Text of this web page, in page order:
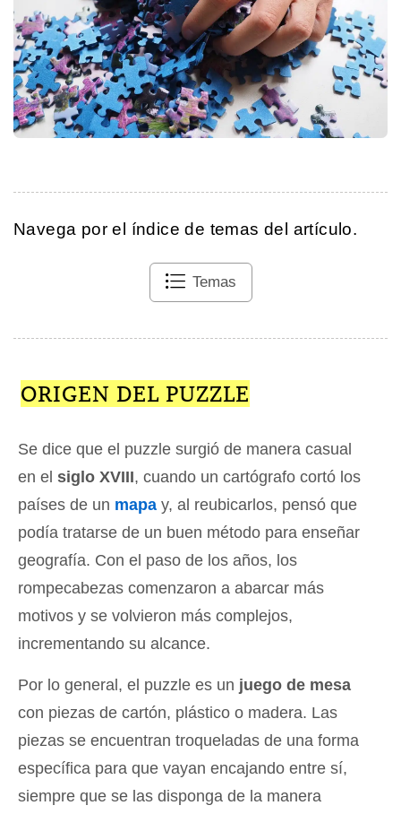
Navega por el índice de temas del artículo.
Temas
ORIGEN DEL PUZZLE
Se dice que el puzzle surgió de manera casual
en el siglo XVIII, cuando un cartógrafo cortó los
países de un mapa y, al reubicarlos, pensó que
podía tratarse de un buen método para enseñar
geografía. Con el paso de los años, los
rompecabezas comenzaron a abarcar más
motivos y se volvieron más complejos,
incrementando su alcance.
Por lo general, el puzzle es un juego de mesa
con piezas de cartón, plástico o madera. Las
piezas se encuentran troqueladas de una forma
específica para que vayan encajando entre sí,
siempre que se las disponga de la manera